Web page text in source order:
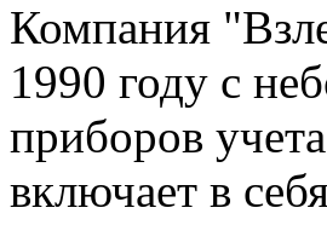
Компания
1990 году с
приборов
включает в